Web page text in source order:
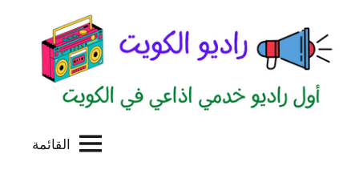
المحتوى
القائمة